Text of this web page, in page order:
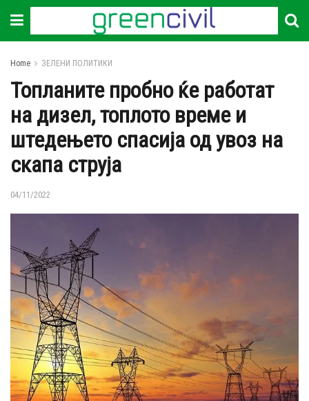
Home ЗЕЛЕНИ ПОЛИТИКИ
Топланите пробно ќе работат
на дизел, топлото време и
штедењето спасија од увоз на
скапа струја
04/11/2022